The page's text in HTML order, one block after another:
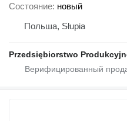
Состояние новый
Польша, Słupia